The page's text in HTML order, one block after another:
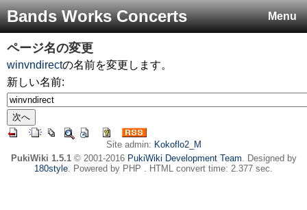
Menu
Bands Works Concerts
ページ名の変更
winvndirectの名前を変更します。
新しい名前:
Site admin: Kokoflo2_M
PukiWiki 1.5.1© 2001-2016 PukiWiki Development Team. Designed by
180style. Powered by PHP . HTML convert time: 2.377 sec.